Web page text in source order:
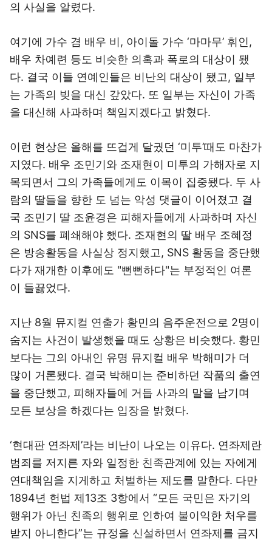
의 사실을 알렸다.
여기에 가수 겸 배우 비, 아이돌 가수 ‘마마무’ 휘인,
배우 차예련 등도 비슷한 의혹과 폭로의 대상이 됐
다. 결국 이들 연예인들은 비난의 대상이 됐고, 일부
는 가족의 빚을 대신 갚았다. 또 일부는 자신이 가족
을 대신해 사과하며 책임지겠다고 밝혔다.
이런 현상은 올해를 뜨겁게 달궜던 ‘미투’때도 마찬가
지였다. 배우 조민기와 조재현이 미투의 가해자로 지
목되면서 그의 가족들에게도 이목이 집중됐다. 두 사
람의 딸들을 향한 도 넘는 악성 댓글이 이어졌고 결
국 조민기 딸 조윤경은 피해자들에게 사과하며 자신
의 SNS를 폐쇄해야 했다. 조재현의 딸 배우 조혜정
은 방송활동을 사실상 정지했고, SNS 활동을 중단했
다가 재개한 이후에도 "뻔뻔하다"는 부정적인 여론
이 들끓었다.
지난 8월 뮤지컬 연출가 황민의 음주운전으로 2명이
숨지는 사건이 발생했을 때도 상황은 비슷했다. 황민
보다는 그의 아내인 유명 뮤지컬 배우 박해미가 더
많이 거론됐다. 결국 박해미는 준비하던 작품의 출연
을 중단했고, 피해자들에 거듭 사과의 말을 남기며
모든 보상을 하겠다는 입장을 밝혔다.
‘현대판 연좌제’라는 비난이 나오는 이유다. 연좌제란
범죄를 저지른 자와 일정한 친족관계에 있는 자에게
연대책임을 지게하고 처벌하는 제도를 말한다. 다만
1894년 헌법 제13조 3항에서 “모든 국민은 자기의
행위가 아닌 친족의 행위로 인하여 불이익한 처우를
받지 아니한다”는 규정을 신설하면서 연좌제를 금지